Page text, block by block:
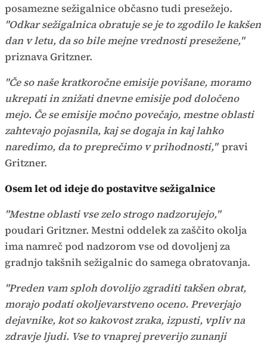
posamezne sežigalnice občasno tudi presežejo.
"Odkar sežigalnica obratuje se je to zgodilo le kakšen
dan v letu, da so bile mejne vrednosti presežene,"
priznava Gritzner.
"Če so naše kratkoročne emisije povišane, moramo
ukrepati in znižati dnevne emisije pod določeno
mejo. Če se emisije močno povečajo, mestne oblasti
zahtevajo pojasnila, kaj se dogaja in kaj lahko
naredimo, da to preprečimo v prihodnosti," pravi
Gritzner.
Osem let od ideje do postavitve sežigalnice
"Mestne oblasti vse zelo strogo nadzorujejo,"
poudari Gritzner. Mestni oddelek za zaščito okolja
ima namreč pod nadzorom vse od dovoljenj za
gradnjo takšnih sežigalnic do samega obratovanja.
"Preden vam sploh dovolijo zgraditi takšen obrat,
morajo podati okoljevarstveno oceno. Preverjajo
dejavnike, kot so kakovost zraka, izpusti, vpliv na
zdravje ljudi. Vse to vnaprej preverijo zunanji